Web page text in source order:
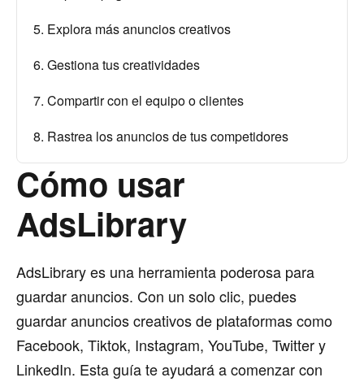
5. Explora más anuncios creativos
6. Gestiona tus creatividades
7. Compartir con el equipo o clientes
8. Rastrea los anuncios de tus competidores
Cómo usar
AdsLibrary
AdsLibrary es una herramienta poderosa para
guardar anuncios. Con un solo clic, puedes
guardar anuncios creativos de plataformas como
Facebook, Tiktok, Instagram, YouTube, Twitter y
LinkedIn. Esta guía te ayudará a comenzar con